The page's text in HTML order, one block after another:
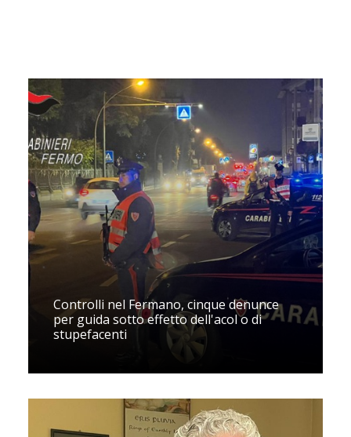
Controlli nel Fermano, cinque denunce
per guida sotto effetto dell'acol o di
stupefacenti